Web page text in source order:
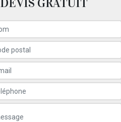
DEVIS GRATUIT